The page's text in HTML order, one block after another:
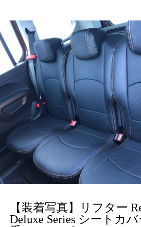
【装着写真】リフター
Deluxe Series シートカ